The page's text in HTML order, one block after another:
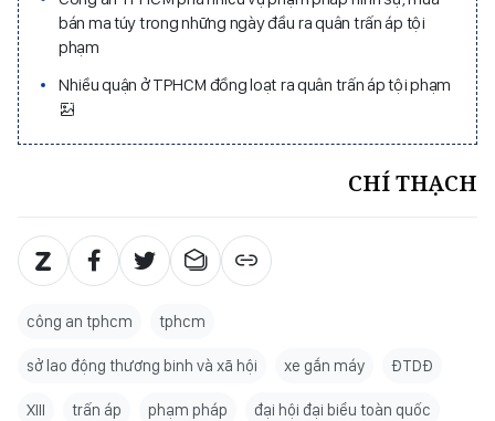
bán ma túy trong những ngày đầu ra quân trấn áp tội
phạm
Nhiều quận ở TPHCM đồng loạt ra quân trấn áp tội phạm
CHÍ THẠCH
công an tphcm tphcm
sở lao động thương binh và xã hội xe gắn máy ĐTDĐ
XIII trấn áp phạm pháp đại hội đại biểu toàn quốc